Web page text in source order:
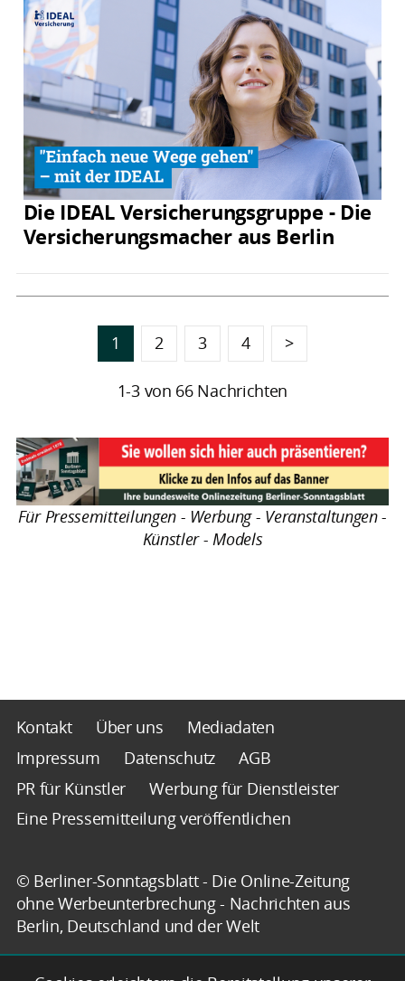
Die IDEAL Versicherungsgruppe - Die
Versicherungsmacher aus Berlin
1 2 3 4 >
1-3 von 66 Nachrichten
Für Pressemitteilungen - Werbung - Veranstaltungen -
Künstler - Models
Kontakt Über uns
Mediadaten
Impressum
Datenschutz
AGB
PR für Künstler
Werbung für Dienstleister
Eine Pressemitteilung veröffentlichen
© Berliner-Sonntagsblatt - Die Online-Zeitung
ohne Werbeunterbrechung - Nachrichten aus
Berlin, Deutschland und der Welt